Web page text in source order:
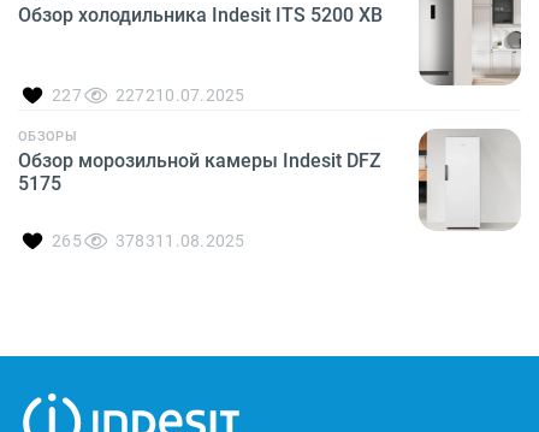
Обзор холодильника Indesit ITS 5200 XB
227 227210.07.2025
ОБЗОРЫ
Обзор морозильной камеры Indesit DFZ
5175
265 378311.08.2025